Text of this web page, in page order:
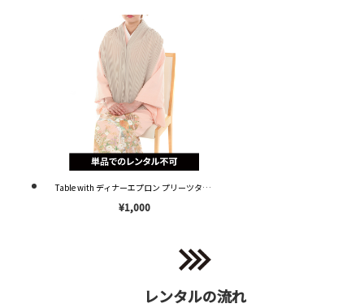
Table with ディナーエプロン プリーツタイプ ベージュ OP002 ※単品レンタル不可※
¥1,000
レンタルの流れ